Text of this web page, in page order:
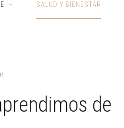
SALUD Y BIENESTAR
de